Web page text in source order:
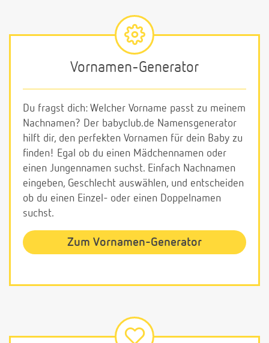
Vornamen-Generator
Du fragst dich: Welcher Vorname passt zu meinem
Nachnamen? Der babyclub.de Namensgenerator
hilft dir, den perfekten Vornamen für dein Baby zu
finden! Egal ob du einen Mädchennamen oder
einen Jungennamen suchst. Einfach Nachnamen
eingeben, Geschlecht auswählen, und entscheiden
ob du einen Einzel- oder einen Doppelnamen
suchst.
Zum Vornamen-Generator